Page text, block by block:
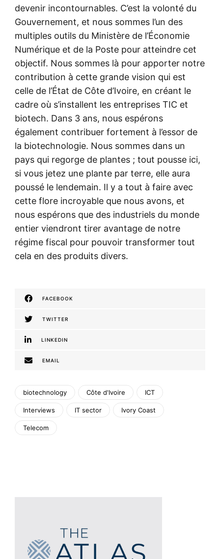
devenir incontournables. C’est la volonté du
Gouvernement, et nous sommes l’un des
multiples outils du Ministère de l’Économie
Numérique et de la Poste pour atteindre cet
objectif. Nous sommes là pour apporter notre
contribution à cette grande vision qui est
celle de l’État de Côte d’Ivoire, en créant le
cadre où s’installent les entreprises TIC et
biotech. Dans 3 ans, nous espérons
également contribuer fortement à l’essor de
la biotechnologie. Nous sommes dans un
pays qui regorge de plantes ; tout pousse ici,
si vous jetez une plante par terre, elle aura
poussé le lendemain. Il y a tout à faire avec
cette flore incroyable que nous avons, et
nous espérons que des industriels du monde
entier viendront tirer avantage de notre
régime fiscal pour pouvoir transformer tout
cela en des produits divers.
FACEBOOK
TWITTER
LINKEDIN
EMAIL
biotechnology Côte d'Ivoire ICT
Interviews IT sector Ivory Coast
Telecom